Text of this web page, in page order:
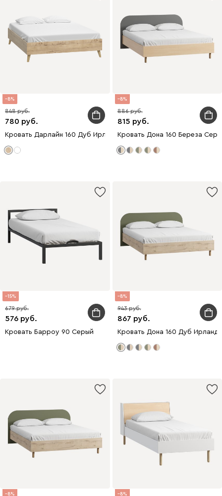
8
780
848
Кровать Дарлайн 160 Дуб Ирландский
8
815
886
Кровать Дона 160 Береза
15
576
679
Кровать Барроу 90 Серый
8
867
943
Кровать Дона 160 Дуб
8 8